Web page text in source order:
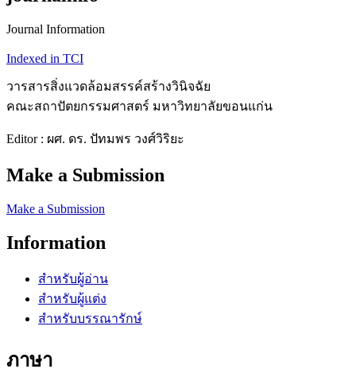
Journal Information
Indexed in TCI
วารสารสิ่งแวดล้อมสรรค์สร้างวินิจฉัย
คณะสถาปัตยกรรมศาสตร์ มหาวิทยาลัยขอนแก่น
Editor : ผศ. ดร. ปัทมพร วงศ์วิริยะ
Make a Submission
Make a Submission
Information
สำหรับผู้อ่าน
สำหรับผู้แต่ง
สำหรับบรรณารักษ์
ภาษา